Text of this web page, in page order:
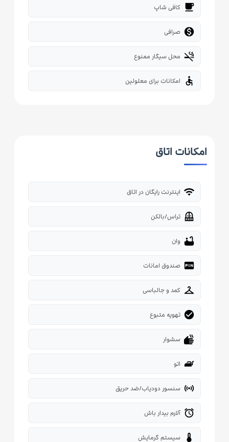
local_cafe کافی شاپ
 صرافی
smoke_free محل سیگار ممنوع
accessible امکانات برای معلولین
امکانات اتاق
wifi اینترنت رایگان در اتاق
balcony تراس/بالکن
bathtub وان
fiber_pin صندوق امانات
checkroom کمد و جالباسی
check_circle تهویه متبوع
dry سشوار
iron اتو
sensors سنسور دودیاب/ضد حریق
alarm آلارم بیدار باش
thermostat سیستم گرمایش